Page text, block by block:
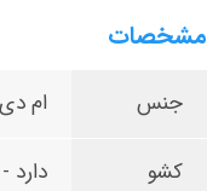
مشخصات
جنس ام
کشو دارد - 1 عدد